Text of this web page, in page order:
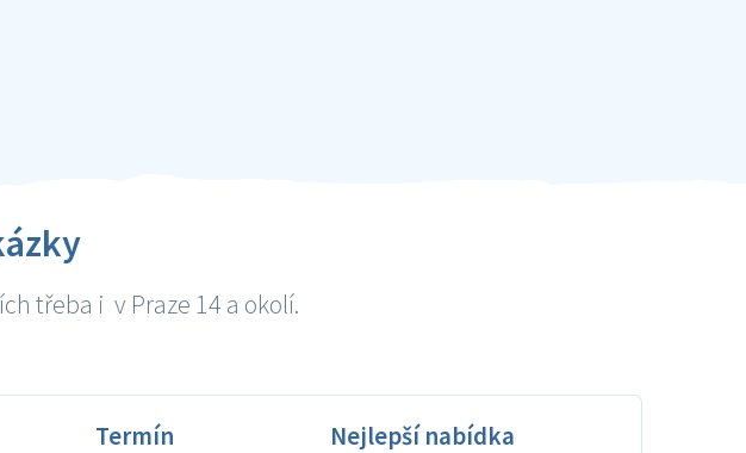
třeba i v Praze 14 a okolí.
Termín Nejlepší nabídka